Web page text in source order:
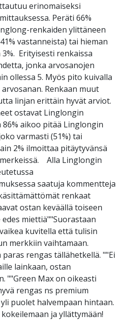
erinomaiseksi
Peräti 66%
renkaiden ylittäneen
vastanneista) tai hieman
Erityisesti renkaissa
jonka arvosanojen
ollessa 5. Myös pito kuivalla
Renkaan muut
linjan erittäin hyvät arviot.
ostavat Linglongin
86% aikoo pitää Linglongin
varmasti (51%) tai
2% ilmoittaa pitäytyvänsä
Alla Linglongin
saatuja kommentteja
renkaat
ostan keväällä toiseen
miettiä""Suorastaan
kuvitella että tulisin
merkkiin vaihtamaan.
rengas tällähetkellä. ""Ei
lainkaan, ostan
""Green Max on oikeasti
rengas ns premium
puolet halvempaan hintaan.
ja yllättymään!